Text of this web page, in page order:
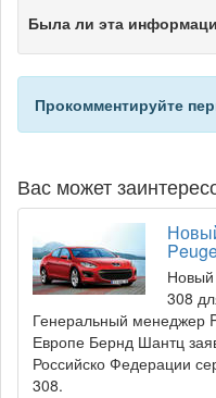
Была ли эта
Прокомментируйте
Вас может
Новый
308
Генеральный менеджер
Европе Бернд Шантц
Российско Федерации
308.